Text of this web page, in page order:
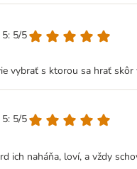
5/5
vybrať s ktorou sa hrať
5/5
ich naháňa, loví, a vždy